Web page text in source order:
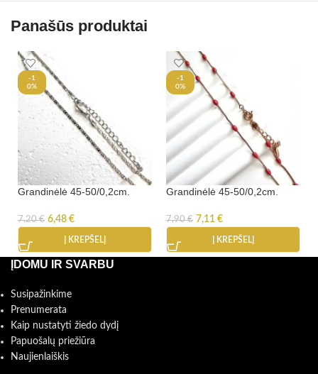
Panašūs produktai
-1
0%
Grandinėlė 45-50/0,2cm.
7,20€ 6,48 €
Į KREPŠELĮ
-1
0%
Grandinėlė 45-50/0,2cm.
7,90€ 7,11 €
Į KREPŠELĮ
ĮDOMU IR SVARBU
Susipažinkime
Prenumerata
Kaip nustatyti žiedo dydį
Papuošalų priežiūra
Naujienlaiškis